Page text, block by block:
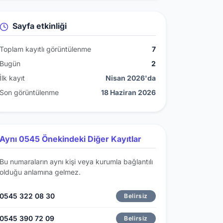
Sayfa etkinliği
Toplam kayıtlı görüntülenme
7
Bugün
2
İlk kayıt
Nisan 2026'da
Son görüntülenme
18 Haziran 2026
Aynı 0545 Önekindeki Diğer Kayıtlar
Bu numaraların aynı kişi veya kurumla bağlantılı
olduğu anlamına gelmez.
0545 322 08 30 Belirsiz
0545 390 72 09 Belirsiz